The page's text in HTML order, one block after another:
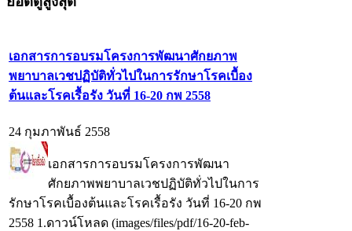
เอกสารการอบรมโครงการพัฒนาศักยภาพ
พยาบาลเวชปฏิบัติทั่วไปในการรักษาโรคเบื้อง
ต้นและโรคเรื้อรัง วันที่ 16-20 กพ 2558
24 กุมภาพันธ์ 2558
เอกสารการอบรมโครงการพัฒนา
ศักยภาพพยาบาลเวชปฏิบัติทั่วไปในการ
รักษาโรคเบื้องต้นและโรคเรื้อรัง วันที่ 16-20 กพ
2558 1.ดาวน์โหลด (images/files/pdf/16-20-feb-